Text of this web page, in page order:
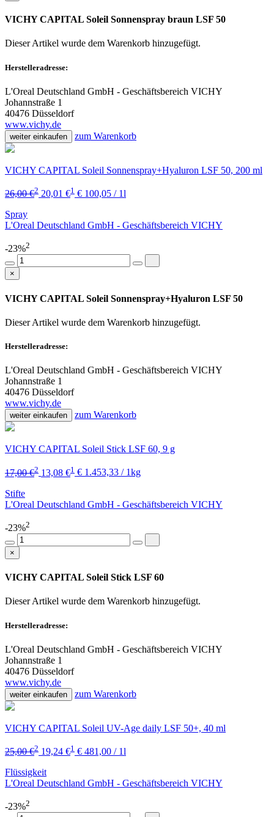
VICHY CAPITAL Soleil Sonnenspray braun LSF 50
Dieser Artikel wurde dem Warenkorb hinzugefügt.
Herstelleradresse:
L'Oreal Deutschland GmbH - Geschäftsbereich VICHY
Johannstraße 1
40476 Düsseldorf
www.vichy.de
weiter einkaufen zum Warenkorb
VICHY CAPITAL Soleil Sonnenspray+Hyaluron LSF 50, 200 ml
26,00 €2 20,01 €1 € 100,05 / 1l
Spray
L'Oreal Deutschland GmbH - Geschäftsbereich VICHY
-23%2
×
VICHY CAPITAL Soleil Sonnenspray+Hyaluron LSF 50
Dieser Artikel wurde dem Warenkorb hinzugefügt.
Herstelleradresse:
L'Oreal Deutschland GmbH - Geschäftsbereich VICHY
Johannstraße 1
40476 Düsseldorf
www.vichy.de
weiter einkaufen zum Warenkorb
VICHY CAPITAL Soleil Stick LSF 60, 9 g
17,00 €2 13,08 €1 € 1.453,33 / 1kg
Stifte
L'Oreal Deutschland GmbH - Geschäftsbereich VICHY
-23%2
×
VICHY CAPITAL Soleil Stick LSF 60
Dieser Artikel wurde dem Warenkorb hinzugefügt.
Herstelleradresse:
L'Oreal Deutschland GmbH - Geschäftsbereich VICHY
Johannstraße 1
40476 Düsseldorf
www.vichy.de
weiter einkaufen zum Warenkorb
VICHY CAPITAL Soleil UV-Age daily LSF 50+, 40 ml
25,00 €2 19,24 €1 € 481,00 / 1l
Flüssigkeit
L'Oreal Deutschland GmbH - Geschäftsbereich VICHY
-23%2